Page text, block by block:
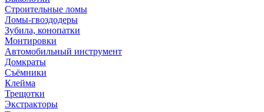
Строительные ломы
Ломы-гвоздодеры
Зубила, конопатки
Монтировки
Автомобильный инструмент
Домкраты
Съёмники
Клейма
Трещотки
Экстракторы